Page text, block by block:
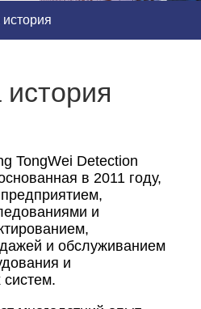
TongWei Detection
в 2011 году,
и
и обслуживанием
и